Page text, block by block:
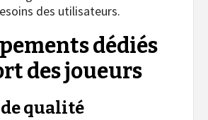
des utilisateurs.
dédiés
des joueurs
de qualité